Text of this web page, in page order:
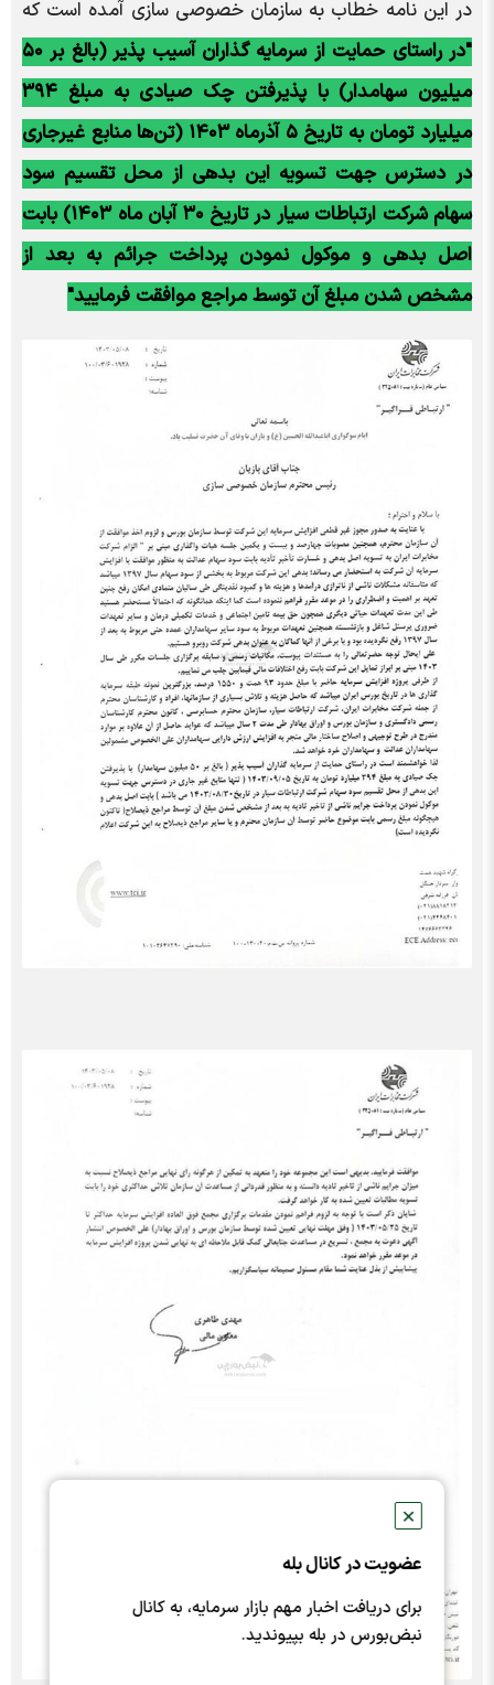
✕
عضویت در کانال بله
برای دریافت اخبار مهم بازار سرمایه، به کانال
نبض‌بورس در بله بپیوندید.
در این نامه خطاب به سازمان خصوصی سازی آمده است که
"در راستای حمایت از سرمایه گذاران آسیب پذیر (بالغ بر ۵۰
میلیون سهامدار) با پذیرفتن چک صیادی به مبلغ ۳۹۴
میلیارد تومان به تاریخ ۵ آذرماه ۱۴۰۳ (تن‌ها منابع غیرجاری
در دسترس جهت تسویه این بدهی از محل تقسیم سود
سهام شرکت ارتباطات سیار در تاریخ ۳۰ آبان ماه ۱۴۰۳) بابت
اصل بدهی و موکول نمودن پرداخت جرائم به بعد از
مشخص شدن مبلغ آن توسط مراجع موافقت فرمایید"